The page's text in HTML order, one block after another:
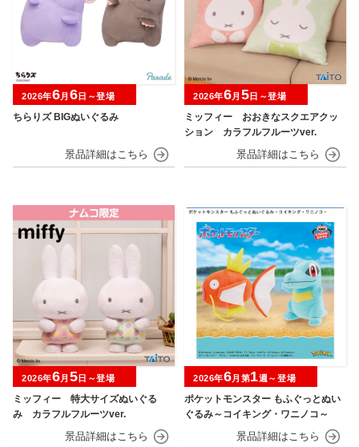
ちらりズ BIGぬいぐるみ
2026年6月 6日～登場
ミッフィー おおきなスクエアクッ
ション カラフルフルーツver.
2026年6月 5日～登場
ミッフィー 特大サイズぬいぐる
み カラフルフルーツver.
2026年6月 5 日～登場
ポケットモンスター もふぐっとぬい
ぐるみ～コイキング・ワニノコ～
2026年6月第1週～登場